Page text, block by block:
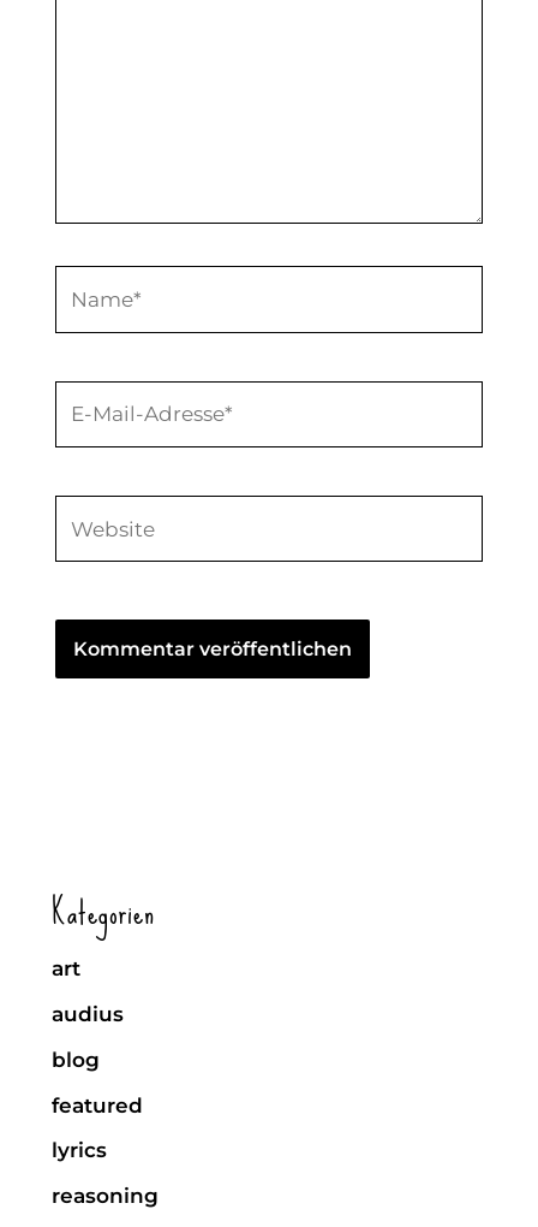
Kategorien
art
audius
blog
featured
lyrics
reasoning